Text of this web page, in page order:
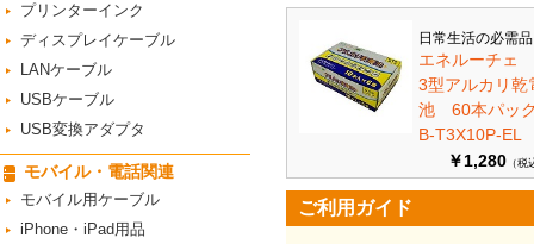
プリンターインク
ディスプレイケーブル
LANケーブル
USBケーブル
USB変換アダプタ
モバイル・電話関連
モバイル用ケーブル
iPhone・iPad用品
日常生活の必需
エネルーチェ
3型アルカリ乾
池 60本パ
B-T3X10P-EL
￥1,280 （税
ご利用ガイド